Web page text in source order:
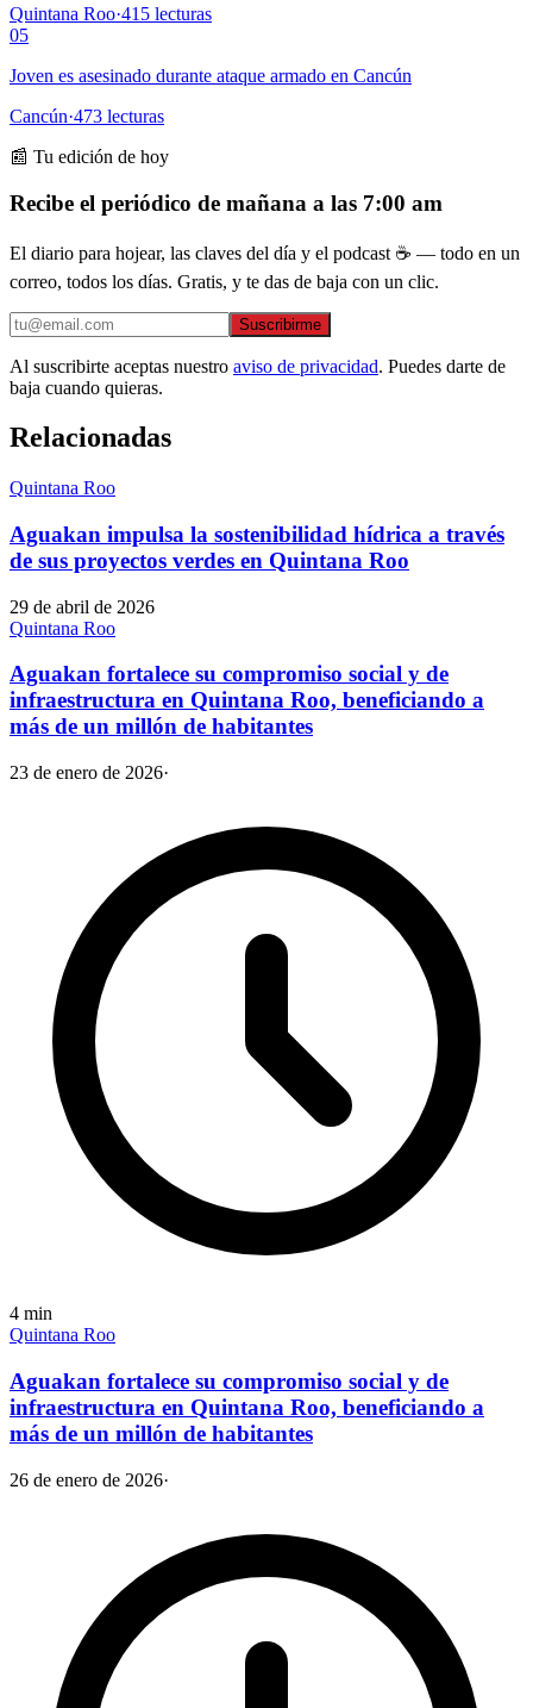
Quintana Roo·415 lecturas
05
Joven es asesinado durante ataque armado en Cancún
Cancún·473 lecturas
📰 Tu edición de hoy
Recibe el periódico de mañana a las 7:00 am
El diario para hojear, las claves del día y el podcast ☕ — todo en un
correo, todos los días. Gratis, y te das de baja con un clic.
Suscribirme
Al suscribirte aceptas nuestro aviso de privacidad. Puedes darte de
baja cuando quieras.
Relacionadas
Quintana Roo
Aguakan impulsa la sostenibilidad hídrica a través
de sus proyectos verdes en Quintana Roo
29 de abril de 2026
Quintana Roo
Aguakan fortalece su compromiso social y de
infraestructura en Quintana Roo, beneficiando a
más de un millón de habitantes
23 de enero de 2026·
4 min
Quintana Roo
Aguakan fortalece su compromiso social y de
infraestructura en Quintana Roo, beneficiando a
más de un millón de habitantes
26 de enero de 2026·